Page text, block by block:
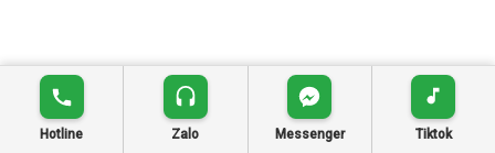
© Dựng trang bởitiemhoachieu.com|tiemhoachieu.com
Hotline Zalo Messenger Tiktok